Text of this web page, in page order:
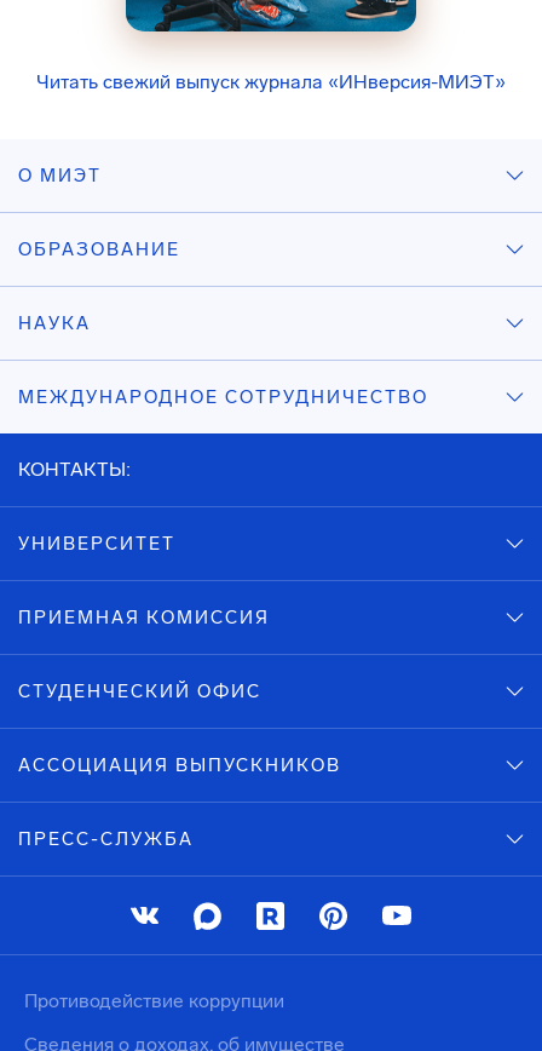
Читать свежий выпуск журнала «ИНверсия-МИЭТ»
О МИЭТ
ОБРАЗОВАНИЕ
НАУКА
МЕЖДУНАРОДНОЕ СОТРУДНИЧЕСТВО
КОНТАКТЫ:
УНИВЕРСИТЕТ
ПРИЕМНАЯ КОМИССИЯ
СТУДЕНЧЕСКИЙ ОФИС
АССОЦИАЦИЯ ВЫПУСКНИКОВ
ПРЕСС-СЛУЖБА
Противодействие коррупции
Сведения о доходах, об имуществе